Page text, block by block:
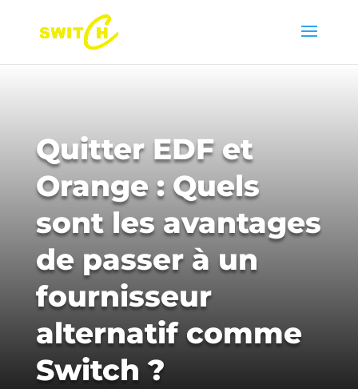
Quitter EDF et
Orange : Quels
sont les avantages
de passer à un
fournisseur
alternatif comme
Switch ?